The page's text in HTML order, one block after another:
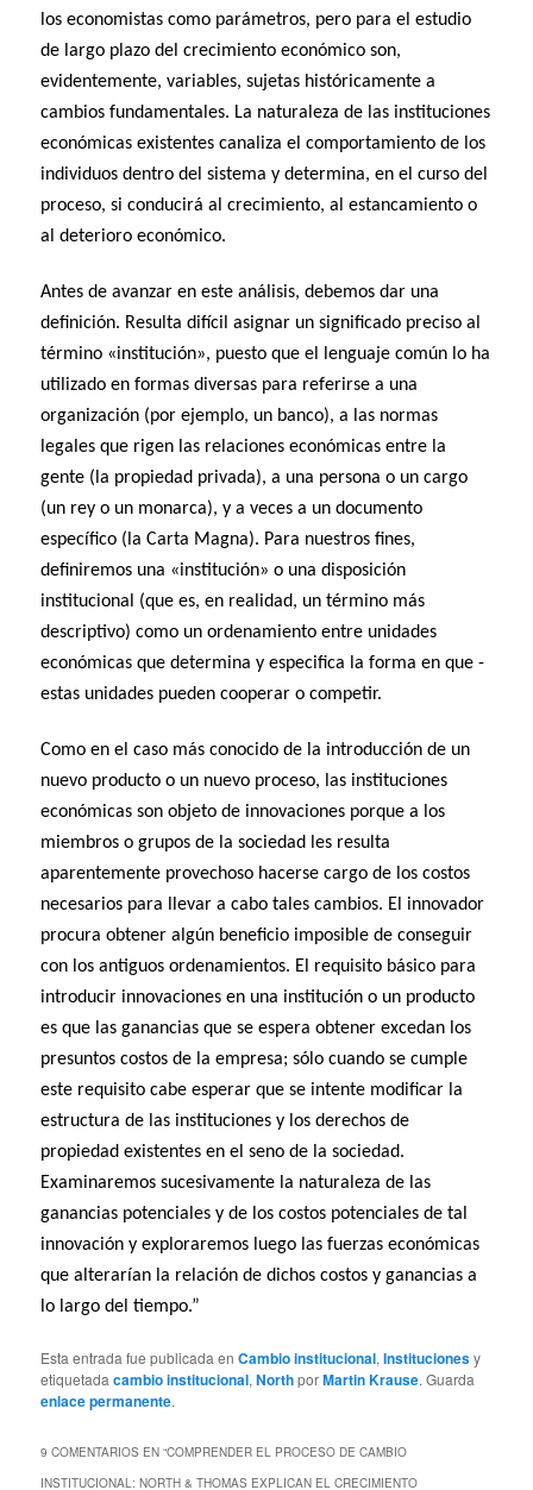
los economistas como parámetros, pero para el estudio
de largo plazo del crecimiento económico son,
evidentemente, variables, sujetas históricamente a
cambios fundamentales. La naturaleza de las instituciones
económicas existentes canaliza el comportamiento de los
individuos dentro del sistema y determina, en el curso del
proceso, si conducirá al crecimiento, al estancamiento o
al deterioro económico.
Antes de avanzar en este análisis, debemos dar una
definición. Resulta difícil asignar un significado preciso al
término «institución», puesto que el lenguaje común lo ha
utilizado en formas diversas para referirse a una
organización (por ejemplo, un banco), a las normas
legales que rigen las relaciones económicas entre la
gente (la propiedad privada), a una persona o un cargo
(un rey o un monarca), y a veces a un documento
específico (la Carta Magna). Para nuestros fines,
definiremos una «institución» o una disposición
institucional (que es, en realidad, un término más
descriptivo) como un ordenamiento entre unidades
económicas que determina y especifica la forma en que -
estas unidades pueden cooperar o competir.
Como en el caso más conocido de la introducción de un
nuevo producto o un nuevo proceso, las instituciones
económicas son objeto de innovaciones porque a los
miembros o grupos de la sociedad les resulta
aparentemente provechoso hacerse cargo de los costos
necesarios para llevar a cabo tales cambios. El innovador
procura obtener algún beneficio imposible de conseguir
con los antiguos ordenamientos. El requisito básico para
introducir innovaciones en una institución o un producto
es que las ganancias que se espera obtener excedan los
presuntos costos de la empresa; sólo cuando se cumple
este requisito cabe esperar que se intente modificar la
estructura de las instituciones y los derechos de
propiedad existentes en el seno de la sociedad.
Examinaremos sucesivamente la naturaleza de las
ganancias potenciales y de los costos potenciales de tal
innovación y exploraremos luego las fuerzas económicas
que alterarían la relación de dichos costos y ganancias a
lo largo del tiempo.”
Esta entrada fue publicada enCambio institucional,Institucionesy
etiquetadacambio institucional,NorthporMartin Krause. Guarda
enlace permanente.
9 COMENTARIOS EN “COMPRENDER EL PROCESO DE CAMBIO
INSTITUCIONAL: NORTH & THOMAS EXPLICAN EL CRECIMIENTO